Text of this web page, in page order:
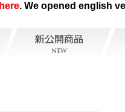
here. We opened english